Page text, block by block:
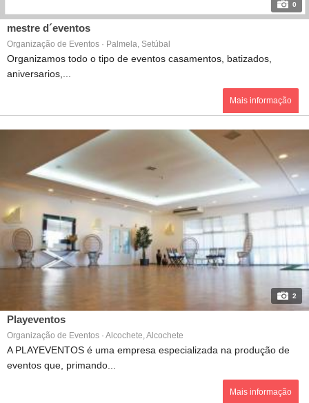
0
mestre d´eventos
Organização de Eventos · Palmela, Setúbal
Organizamos todo o tipo de eventos casamentos, batizados,
aniversarios,...
Mais informação
2
Playeventos
Organização de Eventos · Alcochete, Alcochete
A PLAYEVENTOS é uma empresa especializada na produção de
eventos que, primando...
Mais informação